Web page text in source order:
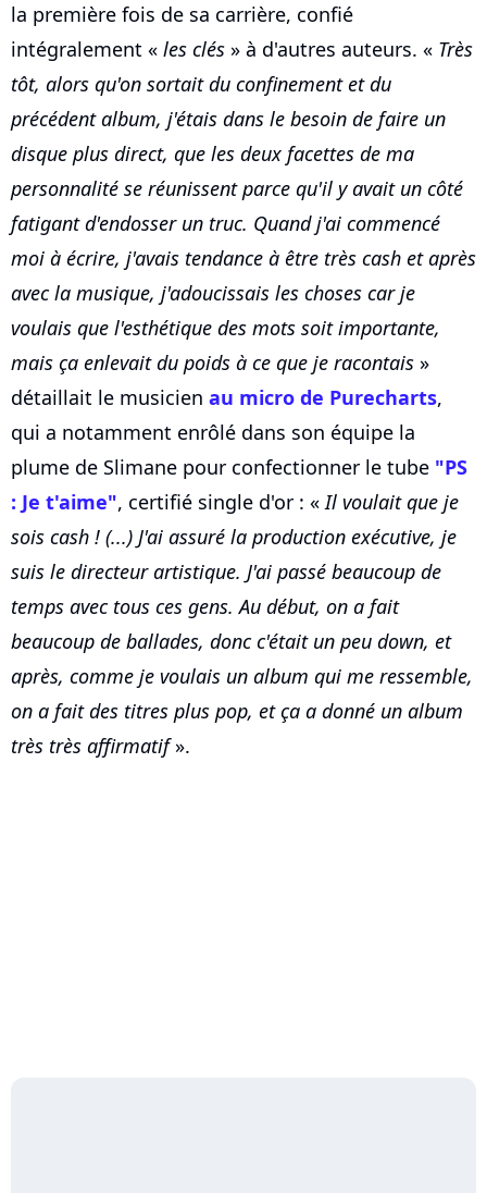
la première fois de sa carrière, confié
intégralement « les clés » à d'autres auteurs. « Très
tôt, alors qu'on sortait du confinement et du
précédent album, j'étais dans le besoin de faire un
disque plus direct, que les deux facettes de ma
personnalité se réunissent parce qu'il y avait un côté
fatigant d'endosser un truc. Quand j'ai commencé
moi à écrire, j'avais tendance à être très cash et après
avec la musique, j'adoucissais les choses car je
voulais que l'esthétique des mots soit importante,
mais ça enlevait du poids à ce que je racontais »
détaillait le musicien au micro de Purecharts,
qui a notamment enrôlé dans son équipe la
plume de Slimane pour confectionner le tube "PS
: Je t'aime", certifié single d'or : «Il voulait que je
sois cash ! (...) J'ai assuré la production exécutive, je
suis le directeur artistique. J'ai passé beaucoup de
temps avec tous ces gens. Au début, on a fait
beaucoup de ballades, donc c'était un peu down, et
après, comme je voulais un album qui me ressemble,
on a fait des titres plus pop, et ça a donné un album
très très affirmatif».